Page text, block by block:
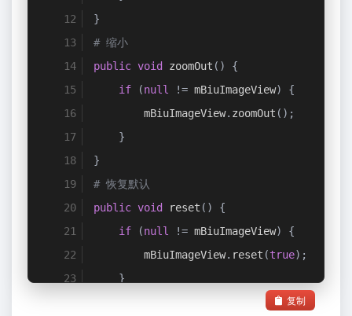
}
# 缩小
public void zoomOut ()
{
if
(null != mBiuImageView)
{
mBiuImageView. zoomOut ();
}
}
# 恢复默认
public void reset ()
{
if
(null != mBiuImageView)
{
mBiuImageView. reset (true);
}
复制